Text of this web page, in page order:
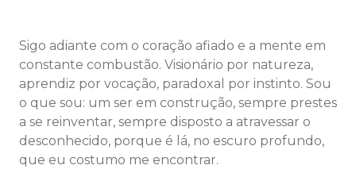
Sigo adiante com o coração afiado e a mente em
constante combustão. Visionário por natureza,
aprendiz por vocação, paradoxal por instinto. Sou
o que sou: um ser em construção, sempre prestes
a se reinventar, sempre disposto a atravessar o
desconhecido, porque é lá, no escuro profundo,
que eu costumo me encontrar.